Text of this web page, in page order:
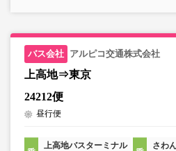
アルピコ交通株式会社
上高地⇒東京
24212便
昼行便
上高地バスターミナル
さわ